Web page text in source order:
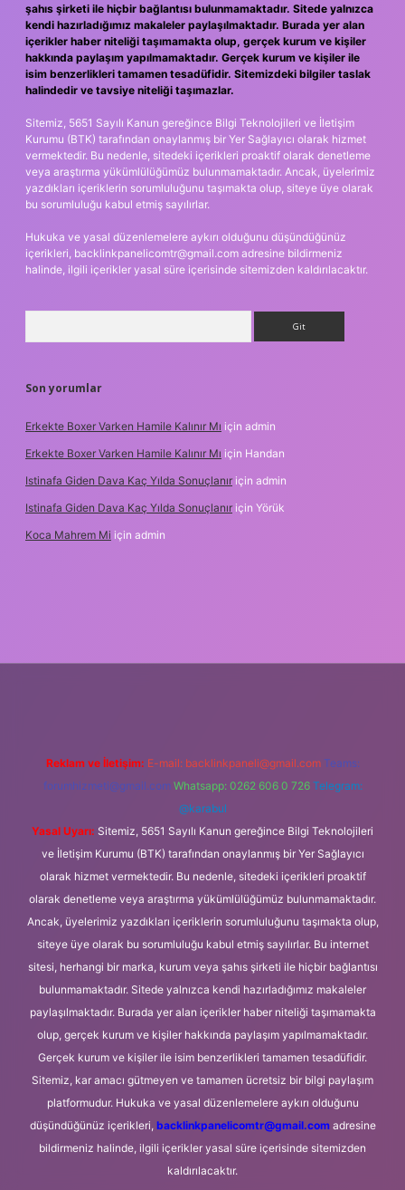
şahıs şirketi ile hiçbir bağlantısı bulunmamaktadır. Sitede yalnızca
kendi hazırladığımız makaleler paylaşılmaktadır. Burada yer alan
içerikler haber niteliği taşımamakta olup, gerçek kurum ve kişiler
hakkında paylaşım yapılmamaktadır. Gerçek kurum ve kişiler ile
isim benzerlikleri tamamen tesadüfidir. Sitemizdeki bilgiler taslak
halindedir ve tavsiye niteliği taşımazlar.
Sitemiz, 5651 Sayılı Kanun gereğince Bilgi Teknolojileri ve İletişim
Kurumu (BTK) tarafından onaylanmış bir Yer Sağlayıcı olarak hizmet
vermektedir. Bu nedenle, sitedeki içerikleri proaktif olarak denetleme
veya araştırma yükümlülüğümüz bulunmamaktadır. Ancak, üyelerimiz
yazdıkları içeriklerin sorumluluğunu taşımakta olup, siteye üye olarak
bu sorumluluğu kabul etmiş sayılırlar.
Hukuka ve yasal düzenlemelere aykırı olduğunu düşündüğünüz
içerikleri, backlinkpanelicomtr@gmail.com adresine bildirmeniz
halinde, ilgili içerikler yasal süre içerisinde sitemizden kaldırılacaktır.
Son yorumlar
Erkekte Boxer Varken Hamile Kalınır Mı için admin
Erkekte Boxer Varken Hamile Kalınır Mı için Handan
Istinafa Giden Dava Kaç Yılda Sonuçlanır için admin
Istinafa Giden Dava Kaç Yılda Sonuçlanır için Yörük
Koca Mahrem Mi için admin
Reklam ve İletişim: E-mail: backlinkpaneli@gmail.com Teams:
forumhizmeti@gmail.com Whatsapp: 0262 606 0 726 Telegram:
@karabul
Yasal Uyarı: Sitemiz, 5651 Sayılı Kanun gereğince Bilgi Teknolojileri
ve İletişim Kurumu (BTK) tarafından onaylanmış bir Yer Sağlayıcı
olarak hizmet vermektedir. Bu nedenle, sitedeki içerikleri proaktif
olarak denetleme veya araştırma yükümlülüğümüz bulunmamaktadır.
Ancak, üyelerimiz yazdıkları içeriklerin sorumluluğunu taşımakta olup,
siteye üye olarak bu sorumluluğu kabul etmiş sayılırlar. Bu internet
sitesi, herhangi bir marka, kurum veya şahıs şirketi ile hiçbir bağlantısı
bulunmamaktadır. Sitede yalnızca kendi hazırladığımız makaleler
paylaşılmaktadır. Burada yer alan içerikler haber niteliği taşımamakta
olup, gerçek kurum ve kişiler hakkında paylaşım yapılmamaktadır.
Gerçek kurum ve kişiler ile isim benzerlikleri tamamen tesadüfidir.
Sitemiz, kar amacı gütmeyen ve tamamen ücretsiz bir bilgi paylaşım
platformudur. Hukuka ve yasal düzenlemelere aykırı olduğunu
düşündüğünüz içerikleri, backlinkpanelicomtr@gmail.comadresine
bildirmeniz halinde, ilgili içerikler yasal süre içerisinde sitemizden
kaldırılacaktır.